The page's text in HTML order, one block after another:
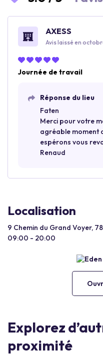
AXESS
Avis laissé en
Journée de travail
Réponse du lieu
Faten
Merci pour votre
agréable moment
espérons vous
Renaud
Localisation
9 Chemin du Grand Voyer,
09:00 - 20:00
Explorez
proximité